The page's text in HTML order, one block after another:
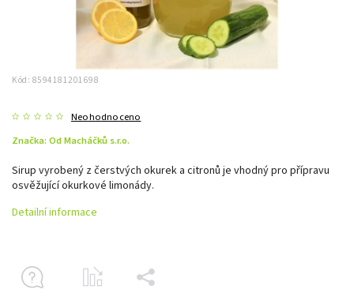
Kód: 8594181201698
Neohodnoceno
Značka: Od Macháčků s.r.o.
Sirup vyrobený z čerstvých okurek a citronů je vhodný pro přípravu
osvěžující okurkové limonády.
Detailní informace